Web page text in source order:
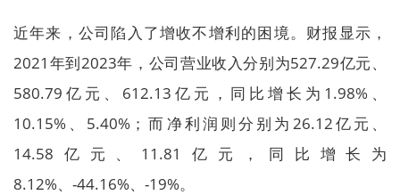
近年来，公司陷入了增收不增利的困境。财报显示，
2021年到2023年，公司营业收入分别为527.29亿元、
580.79亿元、612.13亿元，同比增长为1.98%、
10.15%、5.40%；而净利润则分别为26.12亿元、
14.58亿元、11.81亿元，同比增长为
8.12%、-44.16%、-19%。